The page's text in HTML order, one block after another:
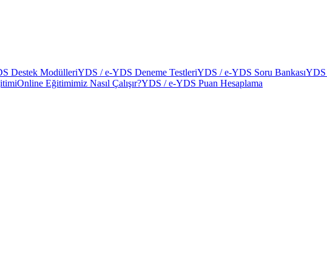
Destek ModülleriYDS / e-YDS Deneme TestleriYDS / e-YDS Soru BankasıYDS
Online Eğitimimiz Nasıl Çalışır?YDS / e-YDS Puan Hesaplama